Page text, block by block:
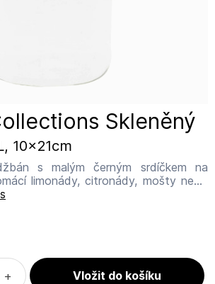
10x21cm
s malým černým srdíčkem na
limonády, citronády, mošty nebo
vodu. Využít jej můžete i jako vázu.
aby nedošlo k poškrábání dekoru.
Collections Adresa výrobce:
+